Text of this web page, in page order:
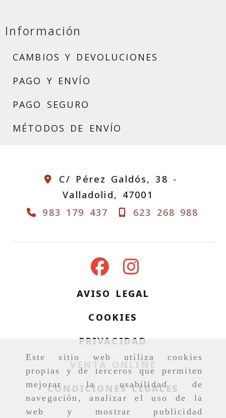
Este sitio web utiliza cookies
propias y de terceros que permiten
mejorar la usabilidad de
navegación, analizar el uso de la
web y mostrar publicidad
Información
CAMBIOS Y DEVOLUCIONES
PAGO Y ENVÍO
PAGO SEGURO
MÉTODOS DE ENVÍO
C/ Pérez Galdós, 38 -
Valladolid, 47001
983 179 437
623 268 988
AVISO LEGAL
COOKIES
PRIVACIDAD
VENTA ONLINE
CONDICIONES LEGALES